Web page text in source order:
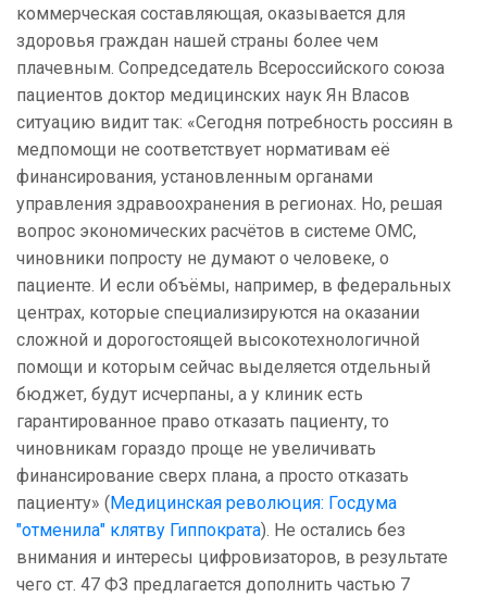
коммерческая составляющая, оказывается для
здоровья граждан нашей страны более чем
плачевным. Сопредседатель Всероссийского союза
пациентов доктор медицинских наук Ян Власов
ситуацию видит так: «Сегодня потребность россиян в
медпомощи не соответствует нормативам её
финансирования, установленным органами
управления здравоохранения в регионах. Но, решая
вопрос экономических расчётов в системе ОМС,
чиновники попросту не думают о человеке, о
пациенте. И если объёмы, например, в федеральных
центрах, которые специализируются на оказании
сложной и дорогостоящей высокотехнологичной
помощи и которым сейчас выделяется отдельный
бюджет, будут исчерпаны, а у клиник есть
гарантированное право отказать пациенту, то
чиновникам гораздо проще не увеличивать
финансирование сверх плана, а просто отказать
пациенту» (Медицинская революция: Госдума
"отменила" клятву Гиппократа). Не остались без
внимания и интересы цифровизаторов, в результате
чего ст. 47 ФЗ предлагается дополнить частью 7